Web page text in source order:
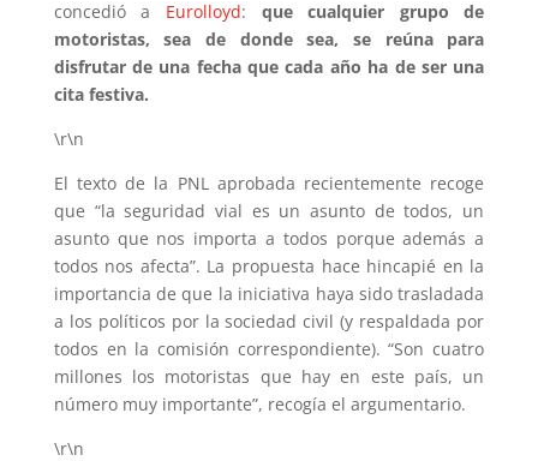
concedió a Eurolloyd: que cualquier grupo de
motoristas, sea de donde sea, se reúna para
disfrutar de una fecha que cada año ha de ser una
cita festiva.
\r\n
El texto de la PNL aprobada recientemente recoge
que “la seguridad vial es un asunto de todos, un
asunto que nos importa a todos porque además a
todos nos afecta”. La propuesta hace hincapié en la
importancia de que la iniciativa haya sido trasladada
a los políticos por la sociedad civil (y respaldada por
todos en la comisión correspondiente). “Son cuatro
millones los motoristas que hay en este país, un
número muy importante”, recogía el argumentario.
\r\n